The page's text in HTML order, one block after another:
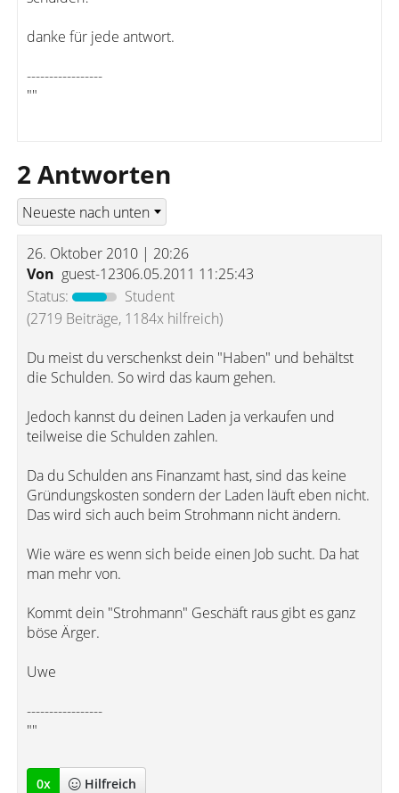
danke für jede antwort.
-----------------
""
2 Antworten
26. Oktober 2010 | 20:26
Von guest-12306.05.2011 11:25:43
Status:
Student
(2719 Beiträge, 1184x hilfreich)
Du meist du verschenkst dein "Haben" und behältst
die Schulden. So wird das kaum gehen.
Jedoch kannst du deinen Laden ja verkaufen und
teilweise die Schulden zahlen.
Da du Schulden ans Finanzamt hast, sind das keine
Gründungskosten sondern der Laden läuft eben nicht.
Das wird sich auch beim Strohmann nicht ändern.
Wie wäre es wenn sich beide einen Job sucht. Da hat
man mehr von.
Kommt dein "Strohmann" Geschäft raus gibt es ganz
böse Ärger.
Uwe
-----------------
""
0x Hilfreich